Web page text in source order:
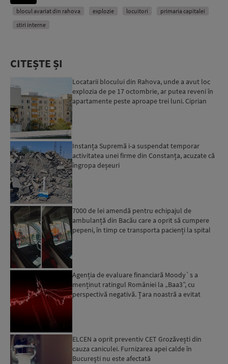
blocul avariat din rahova explozie locuitori
primaria capitalei
stiri interne
CITEȘTE ȘI
Locatarii blocului din Rahova, unde a avut loc
explozia de pe 17 octombrie, ar putea reveni în
apartamente peste aproape trei luni. Ciprian
Instanța Supremă i-a suspendat temporar
activitatea unei firme din Constanța, acuzate că
îngropa deșeuri
7000 de lei amendă pentru echipajul de
ambulanță din Bacău care a oprit să cumpere
pepeni, în timp ce transporta pacienți la spital
Agenția de evaluare financiară Moody`s a
menținut ratingul României la „Baa3”, cu
perspectivă negativă. Țara noastră a evitat
ELCEN a oprit preventiv CET Grozăvești din
cauza caniculei. Furnizarea apei calde în
Bucureşti nu este afectată